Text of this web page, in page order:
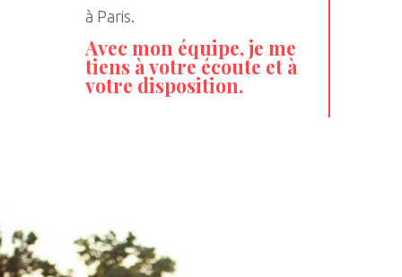
à Paris.
Avec mon équipe, je me
tiens à votre écoute et à
votre disposition.